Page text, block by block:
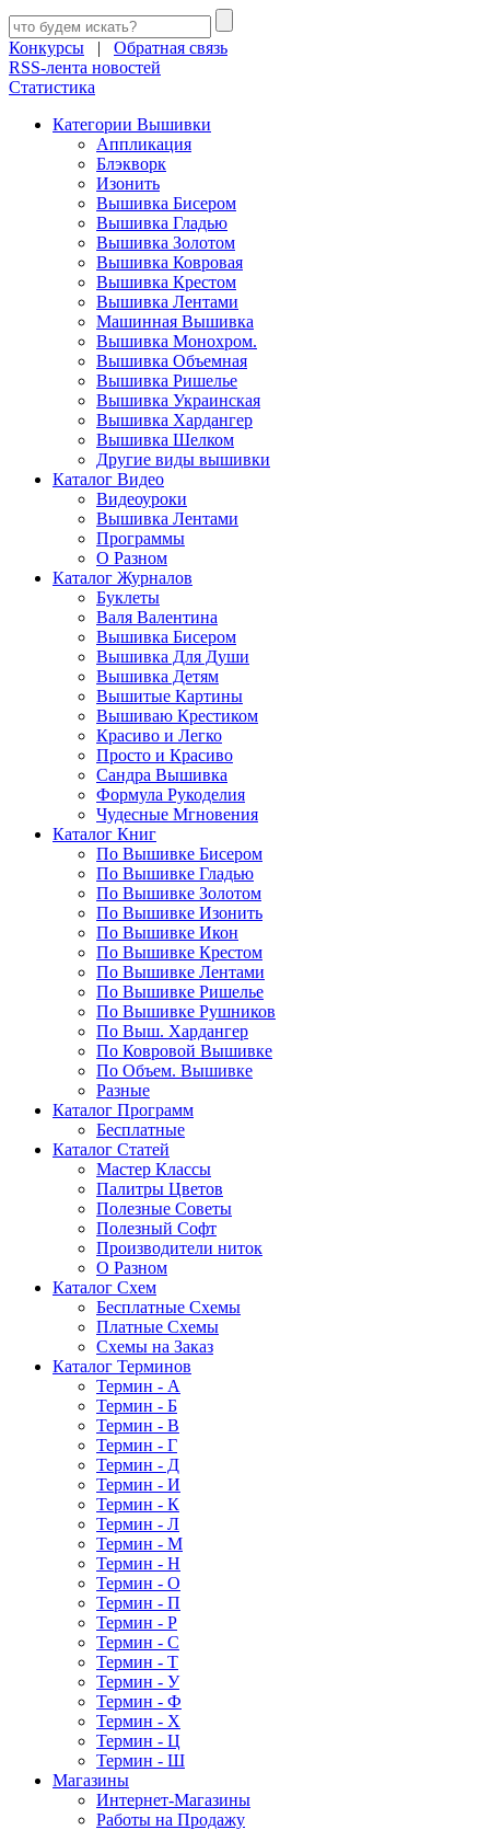
Конкурсы | Обратная связь
RSS-лента новостей
Статистика
Категории Вышивки
Аппликация
Блэкворк
Изонить
Вышивка Бисером
Вышивка Гладью
Вышивка Золотом
Вышивка Ковровая
Вышивка Крестом
Вышивка Лентами
Машинная Вышивка
Вышивка Монохром.
Вышивка Объемная
Вышивка Ришелье
Вышивка Украинская
Вышивка Хардангер
Вышивка Шелком
Другие виды вышивки
Каталог Видео
Видеоуроки
Вышивка Лентами
Программы
О Разном
Каталог Журналов
Буклеты
Валя Валентина
Вышивка Бисером
Вышивка Для Души
Вышивка Детям
Вышитые Картины
Вышиваю Крестиком
Красиво и Легко
Просто и Красиво
Сандра Вышивка
Формула Рукоделия
Чудесные Мгновения
Каталог Книг
По Вышивке Бисером
По Вышивке Гладью
По Вышивке Золотом
По Вышивке Изонить
По Вышивке Икон
По Вышивке Крестом
По Вышивке Лентами
По Вышивке Ришелье
По Вышивке Рушников
По Выш. Хардангер
По Ковровой Вышивке
По Объем. Вышивке
Разные
Каталог Программ
Бесплатные
Каталог Статей
Мастер Классы
Палитры Цветов
Полезные Советы
Полезный Софт
Производители ниток
О Разном
Каталог Схем
Бесплатные Схемы
Платные Схемы
Схемы на Заказ
Каталог Терминов
Термин - А
Термин - Б
Термин - В
Термин - Г
Термин - Д
Термин - И
Термин - К
Термин - Л
Термин - М
Термин - Н
Термин - О
Термин - П
Термин - Р
Термин - С
Термин - Т
Термин - У
Термин - Ф
Термин - Х
Термин - Ц
Термин - Ш
Магазины
Интернет-Магазины
Работы на Продажу